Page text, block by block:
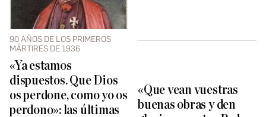
90 AÑOS DE LOS PRIMEROS
MÁRTIRES DE 1936
«Ya estamos
dispuestos. Que Dios
os perdone, como yo os
perdono»: las últimas
«Que vean vuestras
buenas obras y den